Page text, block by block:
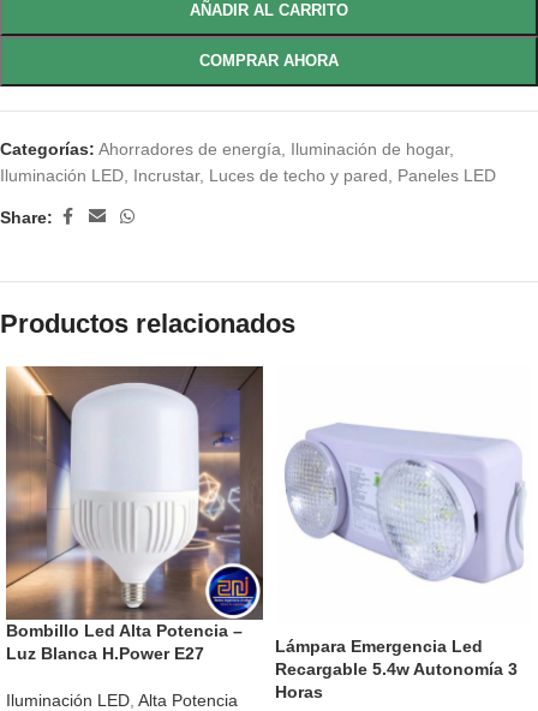
AÑADIR AL CARRITO
COMPRAR AHORA
Categorías: Ahorradores de energía, Iluminación de hogar,
Iluminación LED, Incrustar, Luces de techo y pared, Paneles LED
Share:
Productos relacionados
Bombillo Led Alta Potencia –
Luz Blanca H.Power E27
Iluminación LED Alta Potencia
Lámpara Emergencia Led
Recargable 5.4w Autonomía 3
Horas